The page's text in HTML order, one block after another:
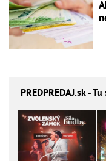
PREDPREDAJ.sk -